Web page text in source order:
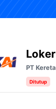
PT
Ditutup